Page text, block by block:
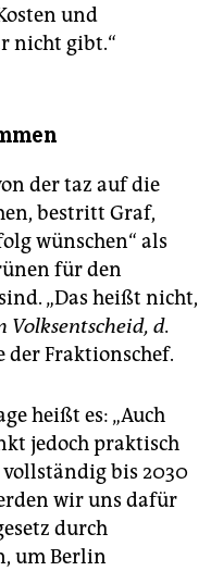
und
nicht gibt.“
der taz auf die
bestritt Graf,
wünschen“ als
für den
„Das heißt nicht,
Volksentscheid, d.
der Fraktionschef.
heißt es: „Auch
jedoch praktisch
bis 2030
wir uns dafür
durch
um Berlin